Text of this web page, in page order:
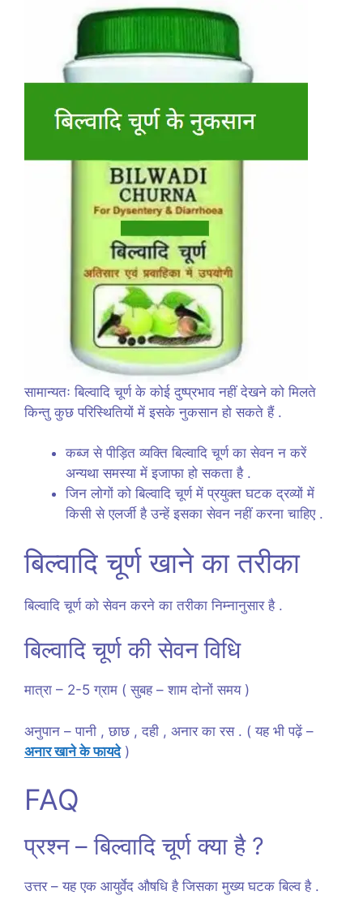
सामान्यतः बिल्वादि चूर्ण के कोई दुष्प्रभाव नहीं देखने को मिलते
किन्तु कुछ परिस्थितियों में इसके नुकसान हो सकते हैं .
कब्ज से पीड़ित व्यक्ति बिल्वादि चूर्ण का सेवन न करें
अन्यथा समस्या में इजाफा हो सकता है .
जिन लोगों को बिल्वादि चूर्ण में प्रयुक्त घटक द्रव्यों में
किसी से एलर्जी है उन्हें इसका सेवन नहीं करना चाहिए .
बिल्वादि चूर्ण खाने का तरीका
बिल्वादि चूर्ण को सेवन करने का तरीका निम्नानुसार है .
बिल्वादि चूर्ण की सेवन विधि
मात्रा – 2-5 ग्राम ( सुबह – शाम दोनों समय )
अनुपान – पानी , छाछ , दही , अनार का रस . ( यह भी पढ़ें –
अनार खाने के फायदे)
FAQ
प्रश्न – बिल्वादि चूर्ण क्या है ?
उत्तर – यह एक आयुर्वेद औषधि है जिसका मुख्य घटक बिल्व है .